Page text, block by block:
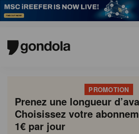
PROMOTION
Prenez une longueur
Choisissez votre
1€ par jour